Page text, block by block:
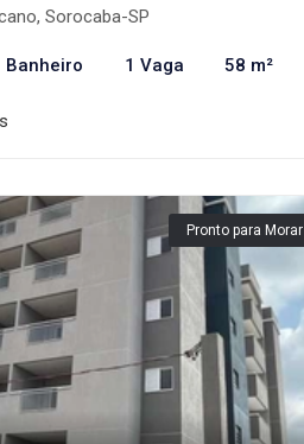
Sorocaba-SP
Banheiro 1 Vaga 58 m²
Pronto para Morar